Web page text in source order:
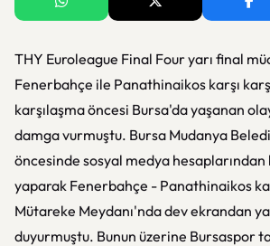
THY Euroleague Final Four yarı final
Fenerbahçe ile Panathinaikos karşı
karşılaşma öncesi Bursa'da yaşanan
damga vurmuştu. Bursa Mudanya
öncesinde sosyal medya hesaplarından
yaparak Fenerbahçe - Panathinaikos
Mütareke Meydanı'nda dev ekrandan
duyurmuştu. Bunun üzerine Bursaspor